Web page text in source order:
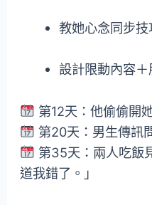
教她心念同步技
設計限動內容
第12天：他偷偷開
第20天：男生傳訊
第35天：兩人吃飯
道我錯了。」